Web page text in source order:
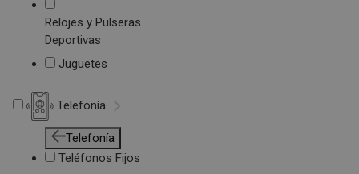
Relojes y Pulseras
Deportivas
Juguetes
Telefonía
Telefonía
Teléfonos Fijos